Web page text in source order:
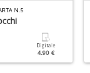
N.5
Digitale
4.90 €